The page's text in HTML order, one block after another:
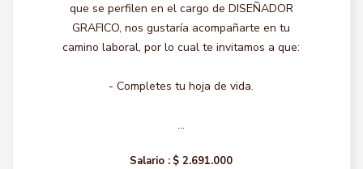
que se perfilen en el cargo de DISEÑADOR
GRAFICO, nos gustaría acompañarte en tu
camino laboral, por lo cual te invitamos a que:
- Completes tu hoja de vida.
...
Salario : $ 2.691.000